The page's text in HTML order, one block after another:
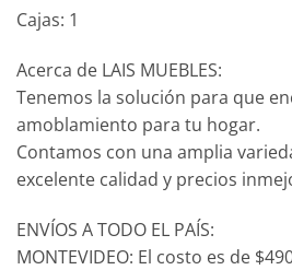
Cajas: 1
Acerca de LAIS MUEBLES:
Tenemos la solución para que
amoblamiento para tu hogar.
Contamos con una amplia
excelente calidad y precios
ENVÍOS A TODO EL PAÍS:
MONTEVIDEO: El costo es de